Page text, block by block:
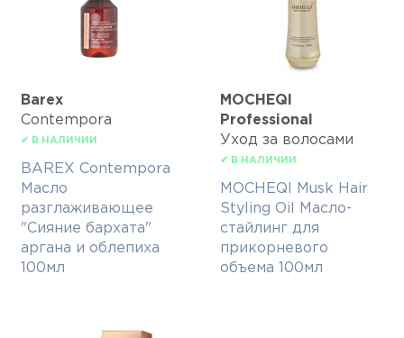
Barex
Contempora
✔ В НАЛИЧИИ
BAREX Contempora
Масло
разглаживающее
"Сияние бархата"
аргана и облепиха
100мл
MOCHEQI
Professional
Уход за волосами
✔ В НАЛИЧИИ
MOCHEQI Musk Hair
Styling Oil Масло-
стайлинг для
прикорневого
объема 100мл